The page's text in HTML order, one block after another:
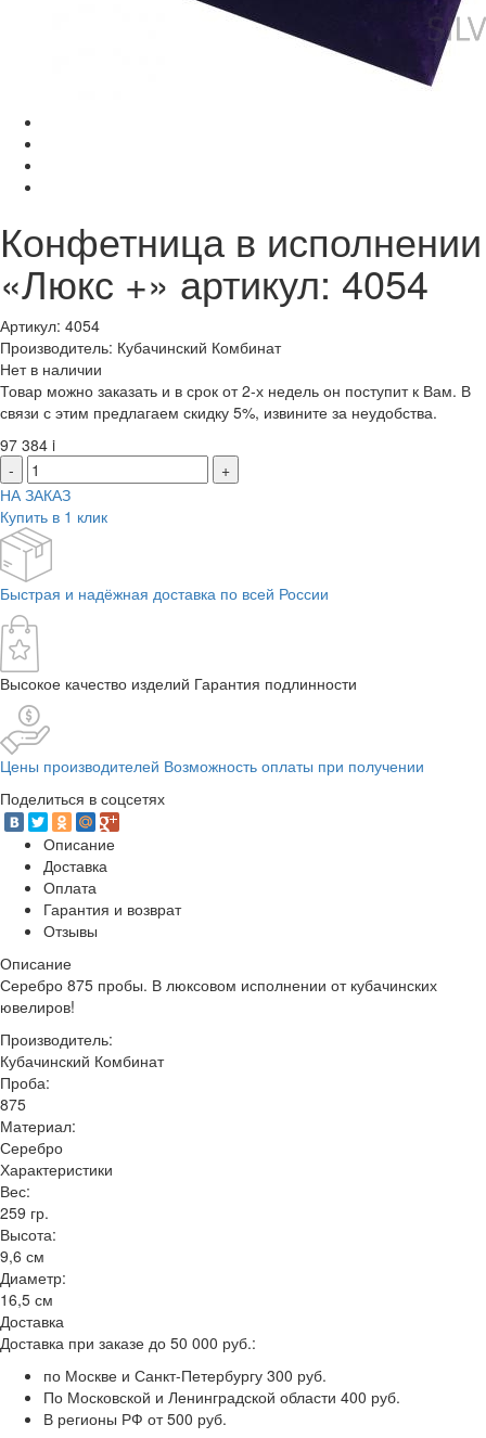
Конфетница в исполнении
«Люкс +» артикул: 4054
Артикул: 4054
Производитель: Кубачинский Комбинат
Нет в наличии
Товар можно заказать и в срок от 2-х недель он поступит к Вам. В
связи с этим предлагаем скидку 5%, извините за неудобства.
97 384 i
-
+
НА ЗАКАЗ
Купить в 1 клик
Быстрая и надёжная доставка по всей России
Высокое качество изделий Гарантия подлинности
Цены производителей Возможность оплаты при получении
Поделиться в соцсетях
Описание
Доставка
Оплата
Гарантия и возврат
Отзывы
Описание
Серебро 875 пробы. В люксовом исполнении от кубачинских
ювелиров!
Производитель:
Кубачинский Комбинат
Проба:
875
Материал:
Серебро
Характеристики
Вес:
259 гр.
Высота:
9,6 см
Диаметр:
16,5 см
Доставка
Доставка при заказе до 50 000 руб.:
по Москве и Санкт-Петербургу 300 руб.
По Московской и Ленинградской области 400 руб.
В регионы РФ от 500 руб.